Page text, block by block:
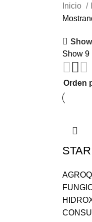
Inicio
Show 9